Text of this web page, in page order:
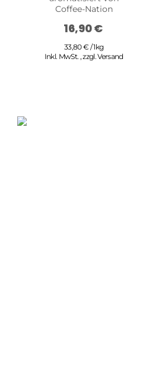
Coffee-Nation
16,90 €
33,80 € / 1kg
Inkl. MwSt. ,zzgl.Versand